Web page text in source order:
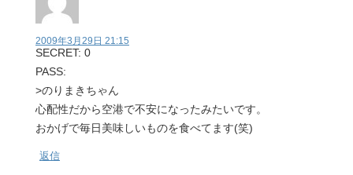
2009年3月29日 21:15
SECRET: 0
PASS:
>のりまきちゃん
心配性だから空港で不安になったみたいです。
おかげで毎日美味しいものを食べてます(笑)
返信